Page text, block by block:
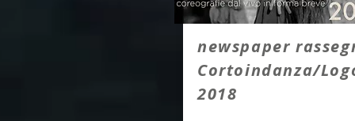
newspaper
Cortoindanza/
2018